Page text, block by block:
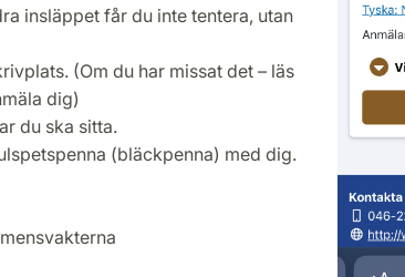
insläppet får du inte tentera, utan
(Om du har missat det – läs
dig)
du ska sitta.
(bläckpenna) med dig.